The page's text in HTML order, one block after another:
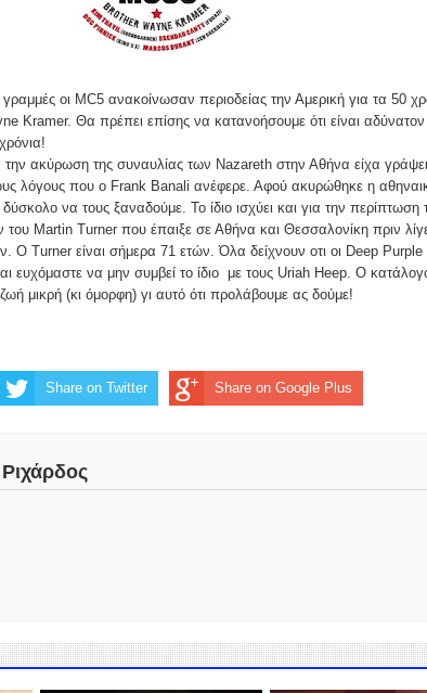
οι MC5 ανακοίνωσαν περιοδείας την Αμερική για τα 50
Kramer. Θα πρέπει επίσης να κατανοήσουμε ότι είναι
την ακύρωση της συναυλίας των Nazareth στην Αθήνα είχα
λόγους που ο Frank Banali ανέφερε. Αφού ακυρώθηκε η
να τους ξαναδούμε. Το ίδιο ισχύει και για την περίπτωση
Martin Turner που έπαιξε σε Αθήνα και Θεσσαλονίκη πριν
Ο Turner είναι σήμερα 71 ετών. Όλα δείχνουν οτι οι Deep
ευχόμαστε να μην συμβεί το ίδιο με τους Uriah Heep. Ο
μικρή (κι όμορφη) γι αυτό ότι προλάβουμε ας δούμε!
Share on Twitter Share on Google Plus